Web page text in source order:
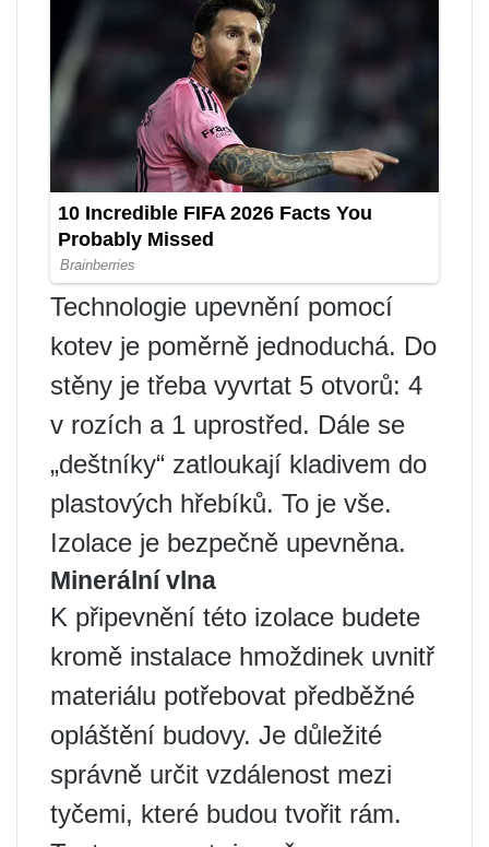
Technologie upevnění pomocí
kotev je poměrně jednoduchá. Do
stěny je třeba vyvrtat 5 otvorů: 4
v rozích a 1 uprostřed. Dále se
„deštníky“ zatloukají kladivem do
plastových hřebíků. To je vše.
Izolace je bezpečně upevněna.
Minerální vlna
K připevnění této izolace budete
kromě instalace hmoždinek uvnitř
materiálu potřebovat předběžné
opláštění budovy. Je důležité
správně určit vzdálenost mezi
tyčemi, které budou tvořit rám.